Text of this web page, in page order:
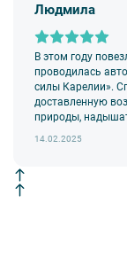
Людмила
В этом году
проводилась
силы Карелии».
доставленную
природы,
14.02.2025